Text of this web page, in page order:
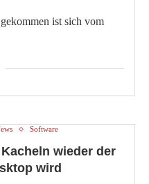
ist sich vom
Software
wieder der
wird